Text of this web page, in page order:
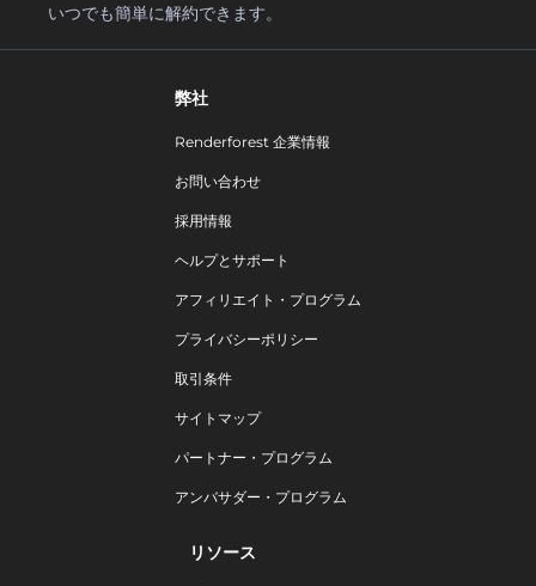
いつでも簡単に解約できます。
弊社
Renderforest 企業情報
お問い合わせ
採用情報
ヘルプとサポート
アフィリエイト・プログラム
プライバシーポリシー
取引条件
サイトマップ
パートナー・プログラム
アンバサダー・プログラム
リソース